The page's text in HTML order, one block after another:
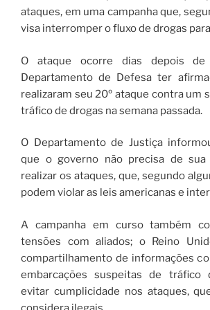
ataques, em uma campanha que,
visa interromper o fluxo de drogas
O ataque ocorre dias depois
Departamento de Defesa ter
realizaram seu 20º ataque contra um
tráfico de drogas na semana passada.
O Departamento de Justiça
que o governo não precisa de sua
realizar os ataques, que, segundo
podem violar as leis americanas e
A campanha em curso também
tensões com aliados; o Reino
compartilhamento de informações
embarcações suspeitas de tráfico
evitar cumplicidade nos ataques,